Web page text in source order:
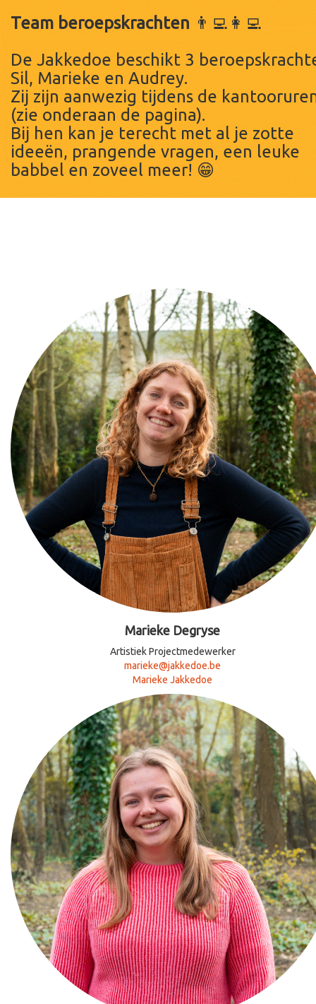
Team beroepskrachten 👨‍💻👩‍💻
De Jakkedoe beschikt 3
Sil, Marieke en Audrey.
Zij zijn aanwezig tijdens de
(zie onderaan de pagina).
Bij hen kan je terecht met al je zotte
ideeën, prangende vragen, een leuke
babbel en zoveel meer! 😁
Marieke Degryse
Artistiek Projectmedewerker
marieke@jakkedoe.be
Marieke Jakkedoe